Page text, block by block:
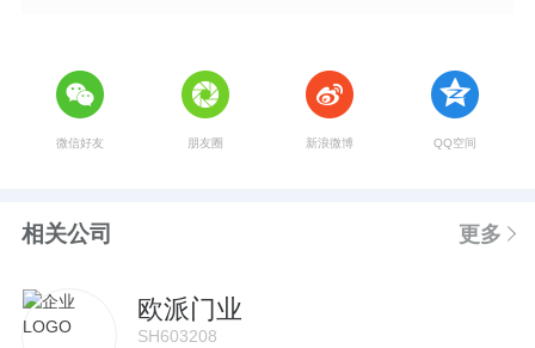
微信好友 朋友圈 新浪微博 QQ空间
相关公司 更多
欧派门业
SH603208